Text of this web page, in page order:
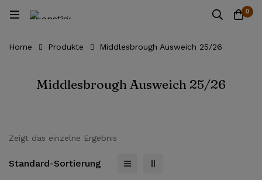
0
Home Produkte Middlesbrough Ausweich 25/26
Middlesbrough Ausweich 25/26
Zeigt das einzelne Ergebnis
Standard-Sortierung